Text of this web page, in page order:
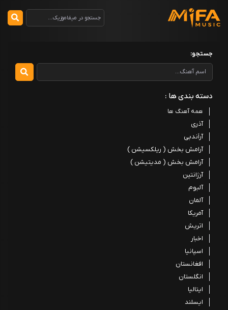
جستجو:
دسته بندی ها :
همه آهنگ ها
آذری
آراَندبی
آرامش بخش ( ریلکسیشن )
آرامش بخش ( مدیتیشن )
آرژانتین
آلبوم
آلمان
آمریکا
اتریش
اخبار
اسپانیا
افغانستان
انگلستان
ایتالیا
ایسلند